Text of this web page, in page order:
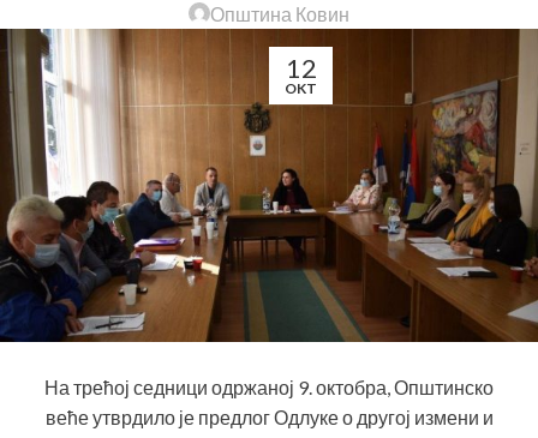
Општина Ковин
12
OKT
На трећој седници одржаној 9. октобра, Општинско
веће утврдило је предлог Одлуке о другој измени и